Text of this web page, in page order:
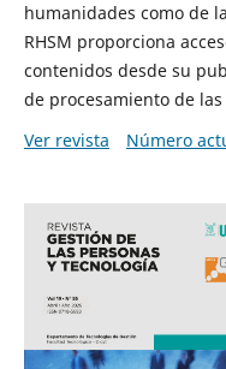
humanidades como de
RHSM proporciona
contenidos desde su
de procesamiento de
Ver revista
Número